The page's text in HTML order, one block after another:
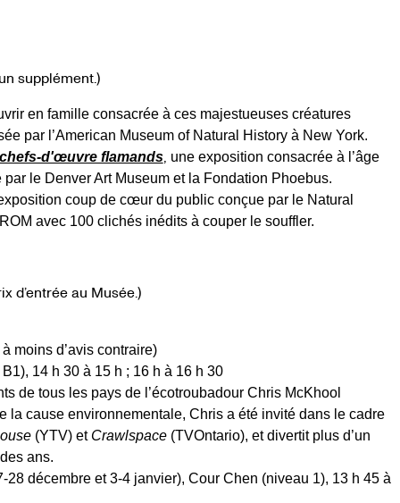
supplément.)
en famille consacrée à ces majestueuses créatures
par l’American Museum of Natural History à New York.
chefs-d'œuvre flamands, une exposition consacrée à l’âge
par le Denver Art Museum et la Fondation Phoebus.
coup de cœur du public conçue par le Natural
avec 100 clichés inédits à couper le souffler.
d’entrée au Musée.)
moins d’avis contraire)
14 h 30 à 15 h ; 16 h à 16 h 30
de tous les pays de l’écotroubadour Chris McKhool
la cause environnementale, Chris a été invité dans le cadre
(YTV) et Crawlspace(TVOntario), et divertit plus d’un
ans.
décembre et 3-4 janvier), Cour Chen (niveau 1), 13 h 45 à